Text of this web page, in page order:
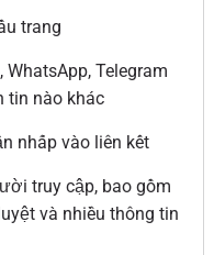
trang
Telegram
tin nào khác
nhấp vào liên kết
truy cập, bao gồm
và nhiều thông tin